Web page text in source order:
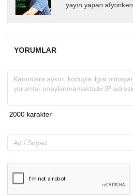
yayın yapan
almakta, haber
YORUMLAR